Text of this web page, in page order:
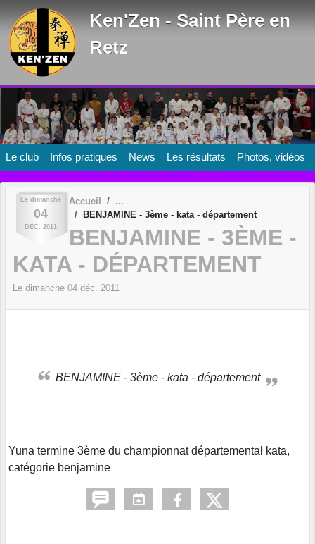
Ken'Zen - Saint Père en
Retz
Le club Infos pratiques News Les résultats Photos, vidéos
Le dimanche
04
DÉC. 2011
Accueil
BENJAMINE - 3ème - kata - département
BENJAMINE - 3ÈME -
KATA - DÉPARTEMENT
Le dimanche 04 déc. 2011
BENJAMINE - 3ème - kata - département
Yuna termine 3ème du championnat départemental kata,
catégorie benjamine
Panneau de gestion des cookies